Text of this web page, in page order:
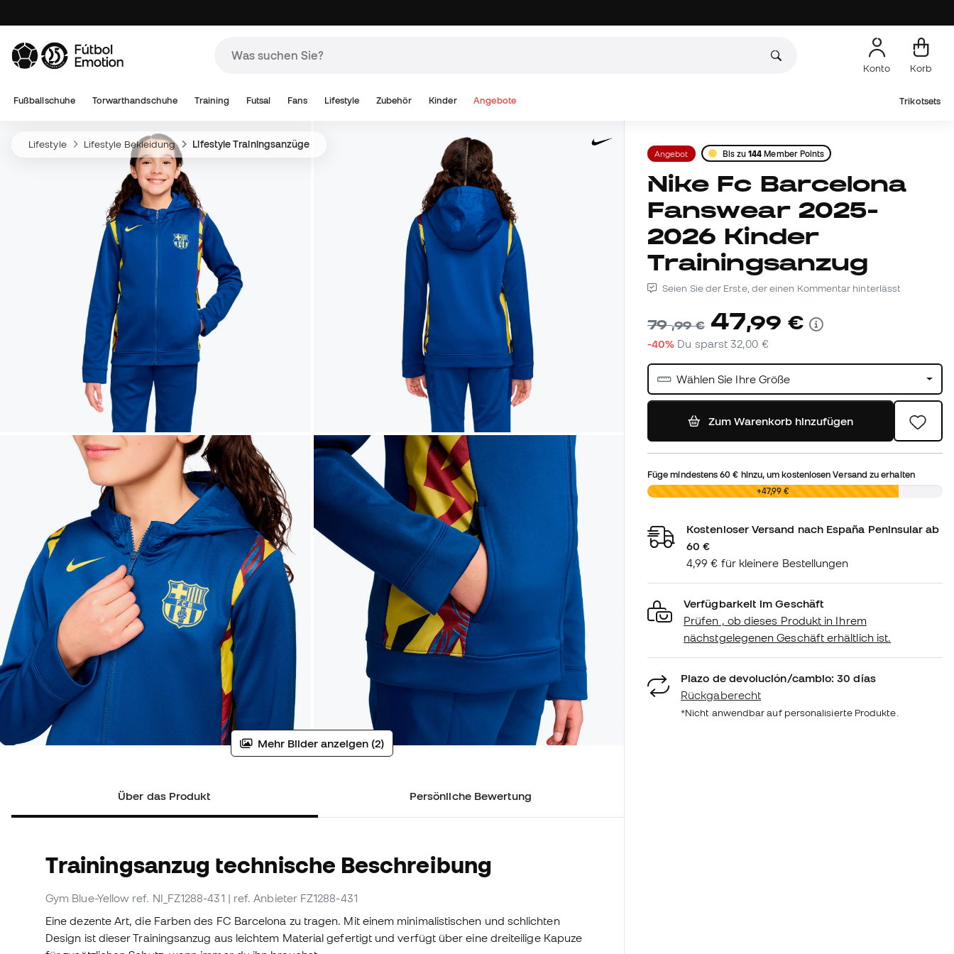
Konto Korb
Fußballschuhe Torwarthandschuhe Training Futsal Fans Lifestyle Zubehör Kinder Angebote Trikotsets
Lifestyle Lifestyle Bekleidung Lifestyle Trainingsanzüge
Mehr Bilder anzeigen (2)
Über das Produkt Persönliche Bewertung
Trainingsanzug technische Beschreibung
Gym Blue-Yellow ref. NI_FZ1288-431 | ref. Anbieter FZ1288-431
Eine dezente Art, die Farben des FC Barcelona zu tragen. Mit einem minimalistischen und schlichten
Design ist dieser Trainingsanzug aus leichtem Material gefertigt und verfügt über eine dreiteilige Kapuze
Angebot Bis zu144 Member Points
Nike Fc Barcelona
Fanswear 2025-
2026 Kinder
Trainingsanzug
Seien Sie der Erste, der einen Kommentar hinterlässt
79,99 € 47,99 €
-40% Du sparst32,00 €
Wählen Sie Ihre Größe
Zum Warenkorb hinzufügen
Füge mindestens60 € hinzu, um kostenlosen Versand zu erhalten
0,00 € +47,99 €
Kostenloser Versand nach España Peninsular ab
60 €
4,99 € für kleinere Bestellungen
Verfügbarkeit im Geschäft
Prüfen , ob dieses Produkt in Ihrem
nächstgelegenen Geschäft erhältlich ist.
Plazo de devolución/cambio: 30 días
Rückgaberecht
*Nicht anwendbar auf personalisierte Produkte.